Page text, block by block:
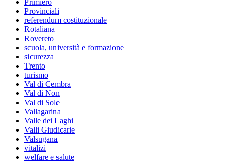
Provinciali
referendum costituzionale
Rotaliana
Rovereto
scuola, università e formazione
sicurezza
Trento
turismo
Val di Cembra
Val di Non
Val di Sole
Vallagarina
Valle dei Laghi
Valli Giudicarie
Valsugana
vitalizi
welfare e salute